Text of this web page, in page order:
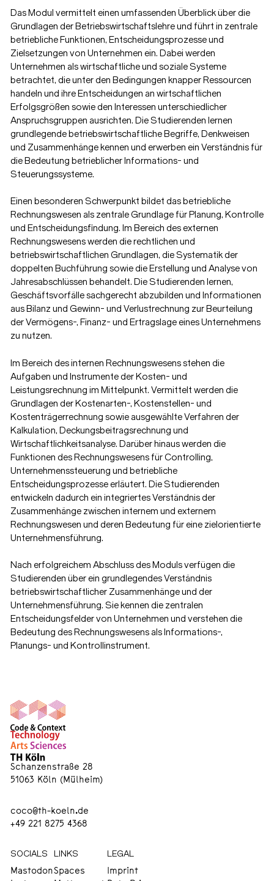
Das Modul vermittelt einen umfassenden Überblick über die
Grundlagen der Betriebswirtschaftslehre und führt in zentrale
betriebliche Funktionen, Entscheidungsprozesse und
Zielsetzungen von Unternehmen ein. Dabei werden
Unternehmen als wirtschaftliche und soziale Systeme
betrachtet, die unter den Bedingungen knapper Ressourcen
handeln und ihre Entscheidungen an wirtschaftlichen
Erfolgsgrößen sowie den Interessen unterschiedlicher
Anspruchsgruppen ausrichten. Die Studierenden lernen
grundlegende betriebswirtschaftliche Begriffe, Denkweisen
und Zusammenhänge kennen und erwerben ein Verständnis für
die Bedeutung betrieblicher Informations- und
Steuerungssysteme.
Einen besonderen Schwerpunkt bildet das betriebliche
Rechnungswesen als zentrale Grundlage für Planung, Kontrolle
und Entscheidungsfindung. Im Bereich des externen
Rechnungswesens werden die rechtlichen und
betriebswirtschaftlichen Grundlagen, die Systematik der
doppelten Buchführung sowie die Erstellung und Analyse von
Jahresabschlüssen behandelt. Die Studierenden lernen,
Geschäftsvorfälle sachgerecht abzubilden und Informationen
aus Bilanz und Gewinn- und Verlustrechnung zur Beurteilung
der Vermögens-, Finanz- und Ertragslage eines Unternehmens
zu nutzen.
Im Bereich des internen Rechnungswesens stehen die
Aufgaben und Instrumente der Kosten- und
Leistungsrechnung im Mittelpunkt. Vermittelt werden die
Grundlagen der Kostenarten-, Kostenstellen- und
Kostenträgerrechnung sowie ausgewählte Verfahren der
Kalkulation, Deckungsbeitragsrechnung und
Wirtschaftlichkeitsanalyse. Darüber hinaus werden die
Funktionen des Rechnungswesens für Controlling,
Unternehmenssteuerung und betriebliche
Entscheidungsprozesse erläutert. Die Studierenden
entwickeln dadurch ein integriertes Verständnis der
Zusammenhänge zwischen internem und externem
Rechnungswesen und deren Bedeutung für eine zielorientierte
Unternehmensführung.
Nach erfolgreichem Abschluss des Moduls verfügen die
Studierenden über ein grundlegendes Verständnis
betriebswirtschaftlicher Zusammenhänge und der
Unternehmensführung. Sie kennen die zentralen
Entscheidungsfelder von Unternehmen und verstehen die
Bedeutung des Rechnungswesens als Informations-,
Planungs- und Kontrollinstrument.
Schanzenstraße 28
51063 Köln (Mülheim)
SOCIALS
Mastodon
LINKS
Spaces
LEGAL
Imprint
coco@th-koeln.de
+49 221 8275 4368